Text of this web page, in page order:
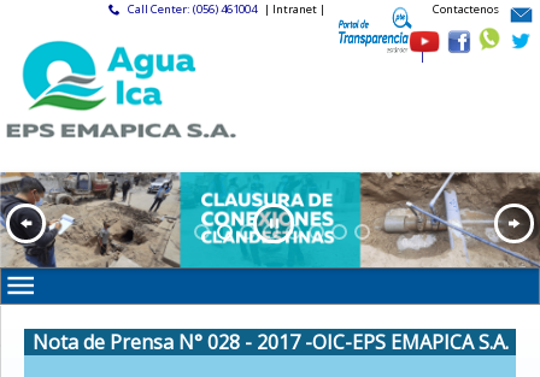
Call Center: (056) 461004 | Intranet |
|
Contactenos
Nota de Prensa N° 028 - 2017 -OIC-EPS EMAPICA S.A.